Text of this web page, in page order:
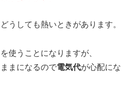
うしても熱いときがあります。
使うことになりますが、
まになるので電気代が心配にな